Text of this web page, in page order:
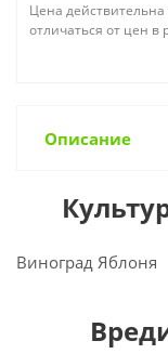
Цена
отличаться от цен в
Описание
Виноград Яблоня